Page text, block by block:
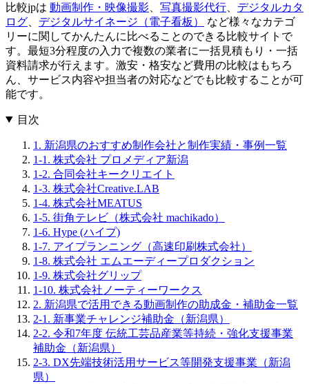
比較jpは 動画制作・映像撮影 写真撮影代行
デジタルカタ
ログ
デジタルサイネージ（電子看板）
など様々なカテゴ
リーに関してかんたんに比べることのできる比較サイトで
す。最短3分程度の入力で複数の業者に一括見積もり・一括
資料請求が行えます。激安・格安など費用の比較はもちろ
ん、サービス内容や担当者の対応などでも比較することが可
能です。
目次
1. 新潟県のおすすめ制作会社と制作実績・事例一覧
1-1. 株式会社 プロメディア新潟
1-2. 合同会社キークリエイト
1-3. 株式会社Creative.LAB
1-4. 株式会社MEATUS
1-5. 街角テレビ（株式会社 machikado）
1-6. Hype (ハイプ)
1-7. アイプランニング（高速印刷株式会社）
1-8. 株式会社 エムエーディープロダクション
1-9. 株式会社グリップ
1-10. 株式会社ノーティーワークス
2. 新潟県で活用できる動画制作の助成金・補助金一覧
2-1. 新事業チャレンジ補助金（新潟県）
2-2. 令和7年度 伝統工芸品産業等持続・強化支援事業
補助金（新潟県）
2-3. DX先端技術活用サービス等開発支援事業（新潟
県）